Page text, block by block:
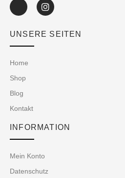
UNSERE SEITEN
Home
Shop
Blog
Kontakt
INFORMATION
Mein Konto
Datenschutz